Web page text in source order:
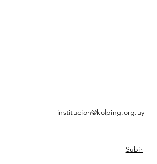
institucion@kolping.org.uy
Subir